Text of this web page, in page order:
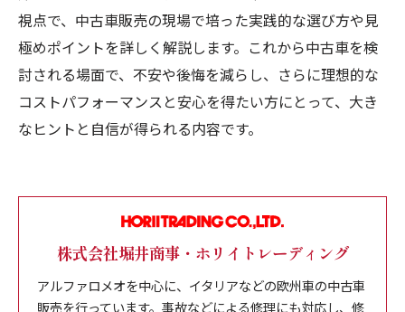
視点で、中古車販売の現場で培った実践的な選び方や見
極めポイントを詳しく解説します。これから中古車を検
討される場面で、不安や後悔を減らし、さらに理想的な
コストパフォーマンスと安心を得たい方にとって、大き
なヒントと自信が得られる内容です。
株式会社堀井商事・ホリイトレーディング
アルファロメオを中心に、イタリアなどの欧州車の中古車
販売を行っています。事故などによる修理にも対応し、修